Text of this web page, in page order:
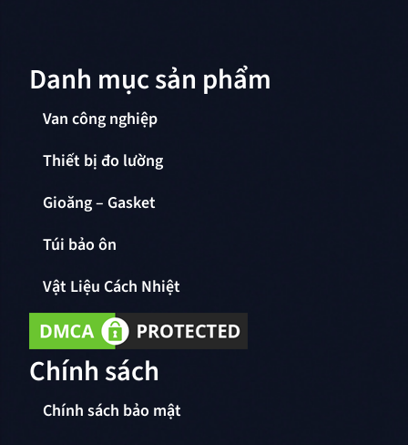
Danh mục sản phẩm
Van công nghiệp
Thiết bị đo lường
Gioăng – Gasket
Túi bảo ôn
Vật Liệu Cách Nhiệt
Chính sách
Chính sách bảo mật